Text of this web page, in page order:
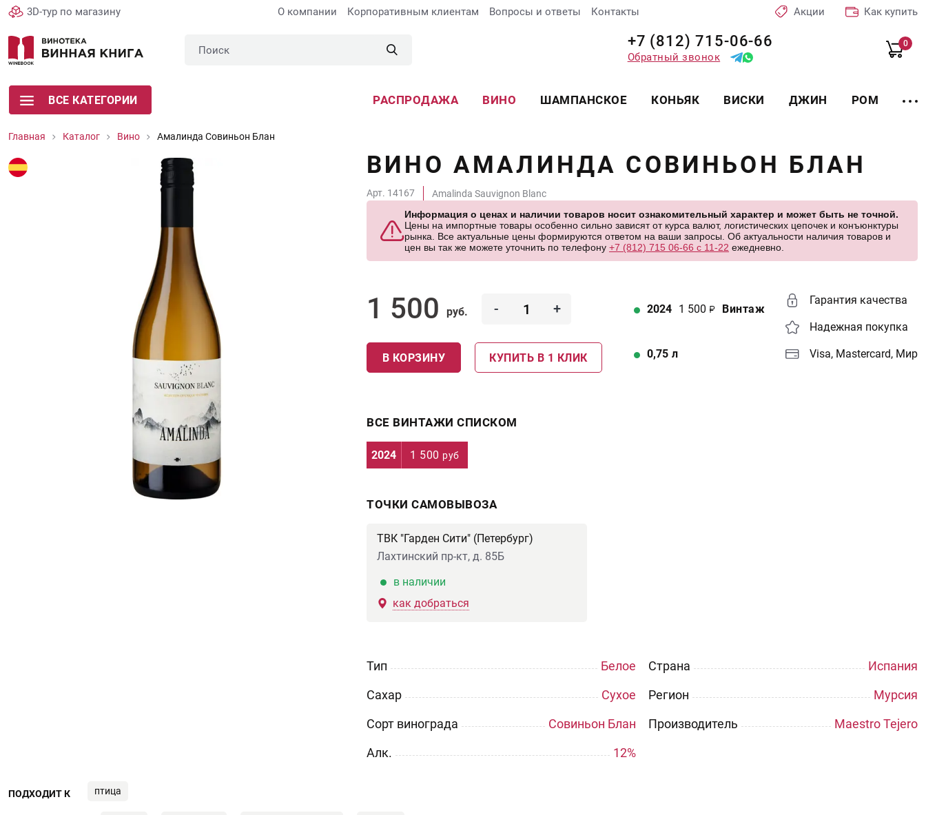
3D-тур по магазину О компании Корпоративным клиентам Вопросы и ответы Контакты Акции Как купить
+7 (812) 715-06-66
Обратный звонок
0
ВСЕ КАТЕГОРИИ РАСПРОДАЖА ВИНО ШАМПАНСКОЕ КОНЬЯК ВИСКИ ДЖИН РОМ
Главная Каталог Вино Амалинда Совиньон Блан
ВИНО АМАЛИНДА СОВИНЬОН БЛАН
Арт. 14167
Amalinda Sauvignon Blanc
Информация о ценах и наличии товаров носит ознакомительный характер и может быть не точной.
Цены на импортные товары особенно сильно зависят от курса валют, логистических цепочек и конъюнктуры
рынка. Все актуальные цены формируются ответом на ваши запросы. Об актуальности наличия товаров и
цен вы так же можете уточнить по телефону +7 (812) 715 06-66 с 11-22 ежедневно.
1 500 руб. - +
В КОРЗИНУ КУПИТЬ В 1 КЛИК
2024 1 500 Винтаж
0,75 л
Гарантия качества
Надежная покупка
Visa, Mastercard, Мир
ВСЕ ВИНТАЖИ СПИСКОМ
2024 1 500 руб
ТОЧКИ САМОВЫВОЗА
ТВК "Гарден Сити" (Петербург)
Лахтинский пр-кт, д. 85Б
в наличии
как добраться
Тип
Белое
Сахар
Сухое
Сорт винограда
Совиньон Блан
Aлк.
12%
Страна
Испания
Регион
Мурсия
Производитель
Maestro Tejero
ПОДХОДИТ К птица